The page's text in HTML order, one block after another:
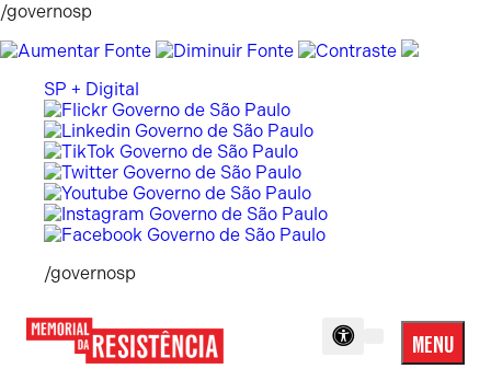
/governosp
SP + Digital
/governosp
MENU
Menu